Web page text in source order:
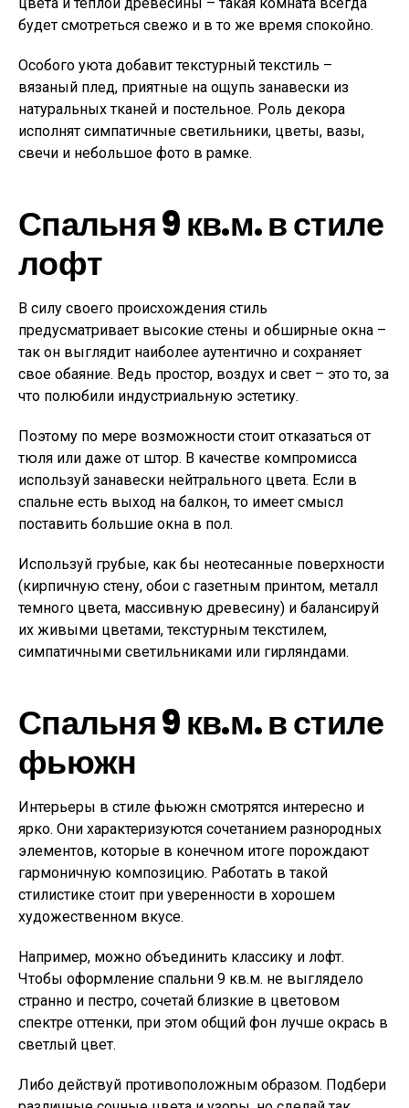
будет смотреться свежо и в то же время спокойно.
Особого уюта добавит текстурный текстиль –
вязаный плед, приятные на ощупь занавески из
натуральных тканей и постельное. Роль декора
исполнят симпатичные светильники, цветы, вазы,
свечи и небольшое фото в рамке.
Спальня 9 кв.м. в стиле
лофт
В силу своего происхождения стиль
предусматривает высокие стены и обширные окна –
так он выглядит наиболее аутентично и сохраняет
свое обаяние. Ведь простор, воздух и свет – это то, за
что полюбили индустриальную эстетику.
Поэтому по мере возможности стоит отказаться от
тюля или даже от штор. В качестве компромисса
используй занавески нейтрального цвета. Если в
спальне есть выход на балкон, то имеет смысл
поставить большие окна в пол.
Используй грубые, как бы неотесанные поверхности
(кирпичную стену, обои с газетным принтом, металл
темного цвета, массивную древесину) и балансируй
их живыми цветами, текстурным текстилем,
симпатичными светильниками или гирляндами.
Спальня 9 кв.м. в стиле
фьюжн
Интерьеры в стиле фьюжн смотрятся интересно и
ярко. Они характеризуются сочетанием разнородных
элементов, которые в конечном итоге порождают
гармоничную композицию. Работать в такой
стилистике стоит при уверенности в хорошем
художественном вкусе.
Например, можно объединить классику и лофт.
Чтобы оформление спальни 9 кв.м. не выглядело
странно и пестро, сочетай близкие в цветовом
спектре оттенки, при этом общий фон лучше окрась в
светлый цвет.
Либо действуй противоположным образом. Подбери